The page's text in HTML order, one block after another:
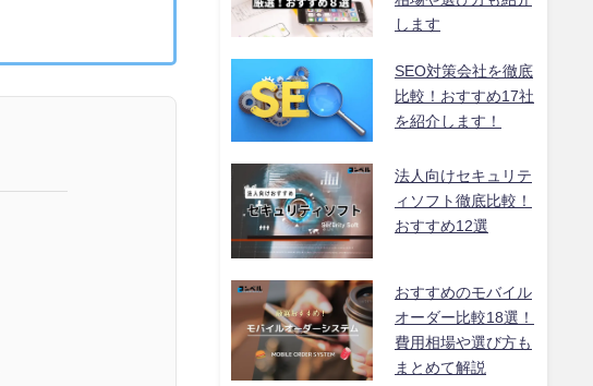
します
SEO対策会社を徹底
比較！おすすめ17社
を紹介します！
法人向けセキュリテ
ィソフト徹底比較！
おすすめ12選
おすすめのモバイル
オーダー比較18選！
費用相場や選び方も
まとめて解説